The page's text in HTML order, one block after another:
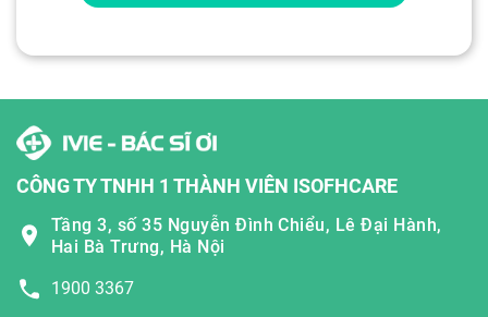
CÔNG TY TNHH 1 THÀNH VIÊN ISOFHCARE
Tầng 3, số 35 Nguyễn Đình Chiểu, Lê Đại Hành,
Hai Bà Trưng, Hà Nội
1900 3367